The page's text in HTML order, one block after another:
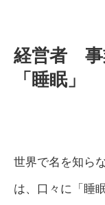
経営者 事
「睡眠」
世界で名を知ら
は、口々に「睡